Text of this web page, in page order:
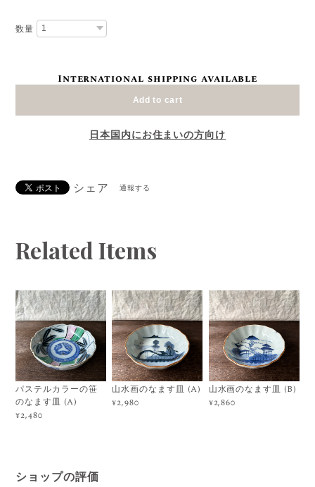
数量
International shipping available
Add to cart
日本国内にお住まいの方向け
シェア 通報する
Related Items
パステルカラーの笹
のなます皿 (A)
¥2,480
山水画のなます皿 (A)
¥2,980
山水画のなます皿 (B)
¥2,860
ショップの評価